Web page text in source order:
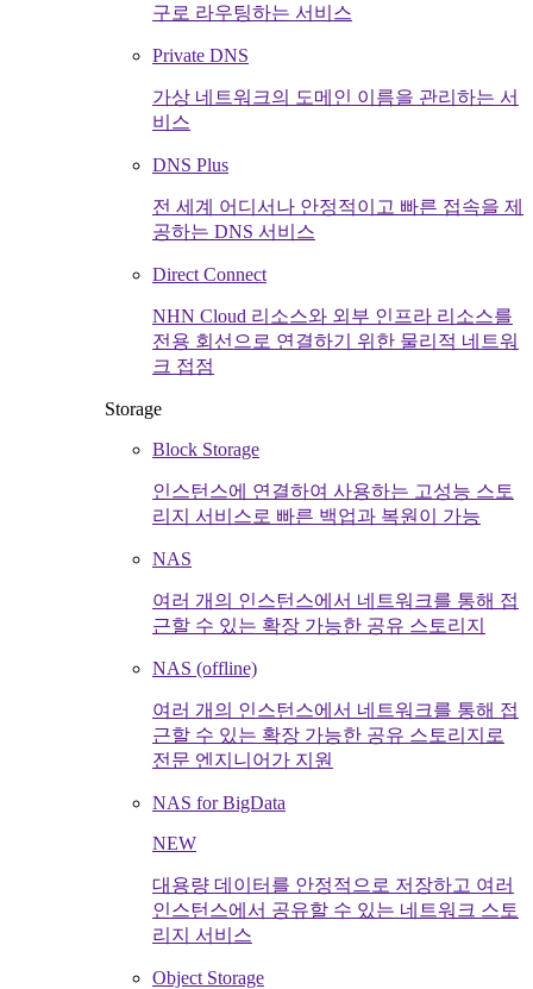
구로 라우팅하는 서비스
Private DNS
가상 네트워크의 도메인 이름을 관리하는 서
비스
DNS Plus
전 세계 어디서나 안정적이고 빠른 접속을 제
공하는 DNS 서비스
Direct Connect
NHN Cloud 리소스와 외부 인프라 리소스를
전용 회선으로 연결하기 위한 물리적 네트워
크 접점
Storage
Block Storage
인스턴스에 연결하여 사용하는 고성능 스토
리지 서비스로 빠른 백업과 복원이 가능
NAS
여러 개의 인스턴스에서 네트워크를 통해 접
근할 수 있는 확장 가능한 공유 스토리지
NAS (offline)
여러 개의 인스턴스에서 네트워크를 통해 접
근할 수 있는 확장 가능한 공유 스토리지로
전문 엔지니어가 지원
NAS for BigData
NEW
대용량 데이터를 안정적으로 저장하고 여러
인스턴스에서 공유할 수 있는 네트워크 스토
리지 서비스
Object Storage